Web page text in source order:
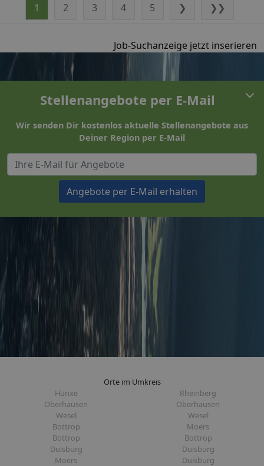
1 2 3 4 5 ❯ ❯❯
Job-Suchanzeige jetzt inserieren
Stellenangebote per E-Mail
Wir senden Dir kostenlos aktuelle Stellenangebote aus
Deiner Region per E-Mail
Angebote per E-Mail erhalten
Orte im Umkreis
Hünxe
Rheinberg
Oberhausen
Oberhausen
Wesel
Wesel
Bottrop
Moers
Bottrop
Bottrop
Duisburg
Duisburg
Moers
Duisburg